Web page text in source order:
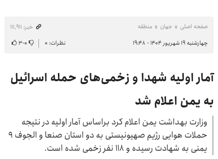
صفحه اصلی جهان منطقه
خبر: ۱۱۱٬۹۱۱
چهارشنبه ۱۹ شهریور ۱۴۰۴ - ۱۹:۴۸
نظرات: ۰ ۰-۳
آمار اولیه شهدا و زخمی‌های حمله اسرائیل
به یمن اعلام شد
وزارت بهداشت یمن اعلام کرد براساس آمار اولیه در نتیجه
حملات هوایی رژیم صهیونیستی به دو استان صنعا و الجوف ۹
یمنی به شهادت رسیده و ۱۱۸ نفر زخمی شده است.